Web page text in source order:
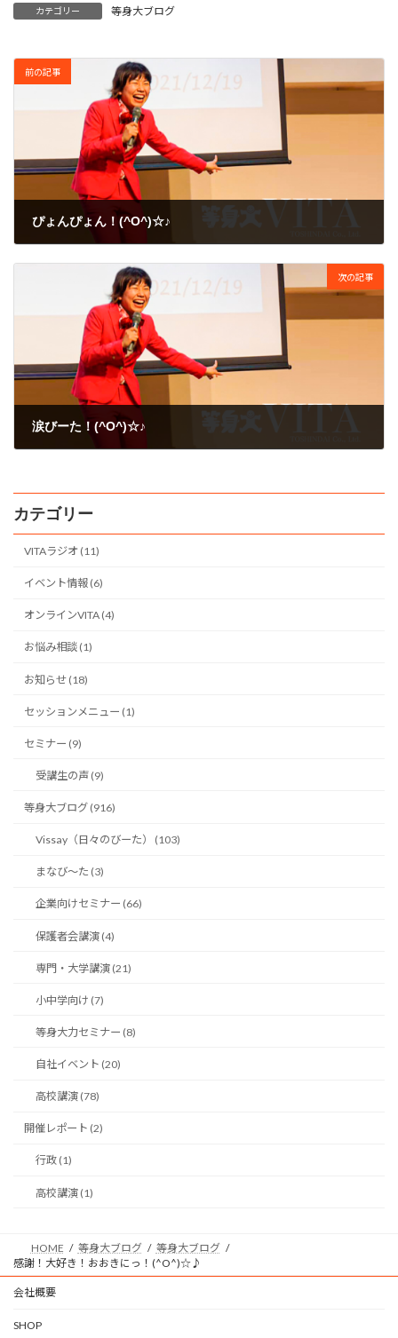
カテゴリー 等身大ブログ
前の記事
ぴょんぴょん！(^O^)☆♪
次の記事
涙びーた！(^O^)☆♪
カテゴリー
VITAラジオ (11)
イベント情報 (6)
オンラインVITA (4)
お悩み相談 (1)
お知らせ (18)
セッションメニュー (1)
セミナー (9)
受講生の声 (9)
等身大ブログ (916)
Vissay（日々のびーた） (103)
まなび〜た (3)
企業向けセミナー (66)
保護者会講演 (4)
専門・大学講演 (21)
小中学向け (7)
等身大力セミナー (8)
自社イベント (20)
高校講演 (78)
開催レポート (2)
行政 (1)
高校講演 (1)
HOME 等身大ブログ
等身大ブログ
感謝！大好き！おおきにっ！(^O^)☆♪
会社概要
SHOP